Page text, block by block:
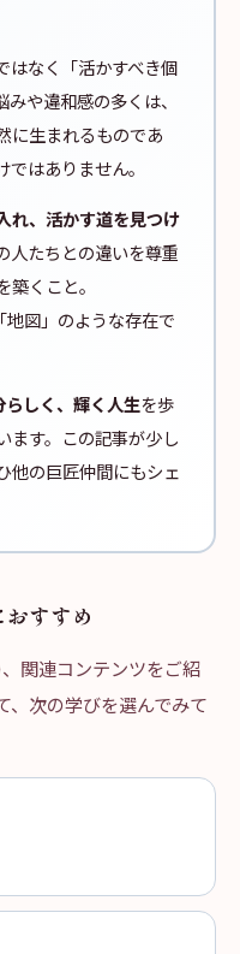
はなく「活かすべき個
や違和感の多くは、
に生まれるものであ
はありません。
れ、活かす道を見つけ
人たちとの違いを尊重
くこと。
図」のような存在で
らしく、輝く人生を歩
ます。この記事が少し
他の巨匠仲間にもシェ
すすめ
関連コンテンツをご紹
、次の学びを選んでみて